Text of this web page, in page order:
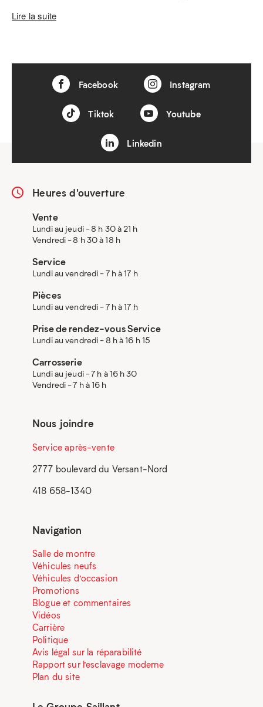
Lire la suite
Facebook Instagram
Tiktok Youtube
Linkedin
Heures d'ouverture
Vente
Lundi au jeudi - 8 h 30 à 21 h
Vendredi - 8 h 30 à 18 h
Service
Lundi au vendredi - 7 h à 17 h
Pièces
Lundi au vendredi - 7 h à 17 h
Prise de rendez-vous Service
Lundi au vendredi - 8 h à 16 h 15
Carrosserie
Lundi au jeudi - 7 h à 16 h 30
Vendredi - 7 h à 16 h
Nous joindre
Service après-vente
2777 boulevard du Versant-Nord
418 658-1340
Navigation
Salle de montre
Véhicules neufs
Véhicules d’occasion
Promotions
Blogue et commentaires
Vidéos
Carrière
Politique
Avis légal sur la réparabilité
Rapport sur l’esclavage moderne
Plan du site